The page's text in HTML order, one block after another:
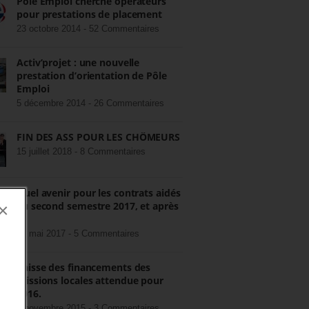
pour prestations de placement
23 octobre 2014 - 52 Commentaires
Activ’projet : une nouvelle
prestation d’orientation de Pôle
Emploi
5 décembre 2014 - 26 Commentaires
FIN DES ASS POUR LES CHÔMEURS
15 juillet 2018 - 8 Commentaires
Quel avenir pour les contrats aidés
au second semestre 2017, et après
22 mai 2017 - 5 Commentaires
Baisse des financements des
missions locales attendue pour
2016.